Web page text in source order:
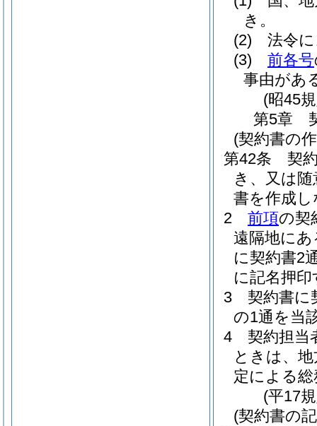
き。
(2)
法令
(3)
前各号
事由があ
(昭45
第5章
(契約書の
第42条
契
き、又は
書を作成
2
前項の契
遠隔地に
に契約書2
に記名押
3
契約書に
の1通を当
4
契約担当
ときは、
定による
(平17
(契約書の